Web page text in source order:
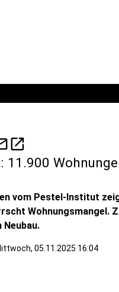
open_in_new
11.900
vom Pestel-Institut
Wohnungsmangel.
05.11.2025 16:04